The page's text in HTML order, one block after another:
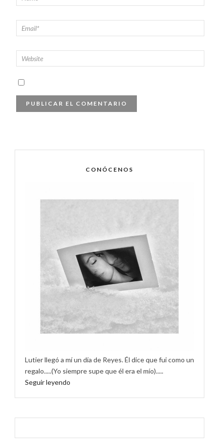
CONÓCENOS
Lutier llegó a mí un día de Reyes. Él dice que fui como un
regalo.....(Yo siempre supe que él era el mío).....
Seguir leyendo